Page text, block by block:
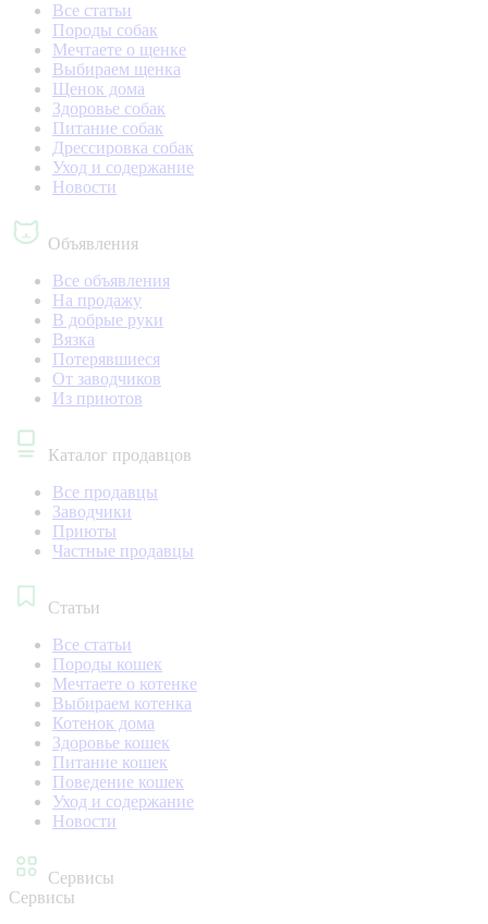
Все статьи
Породы собак
Мечтаете о щенке
Выбираем щенка
Щенок дома
Здоровье собак
Питание собак
Дрессировка собак
Уход и содержание
Новости
Объявления
Все объявления
На продажу
В добрые руки
Вязка
Потерявшиеся
От заводчиков
Из приютов
Каталог продавцов
Все продавцы
Заводчики
Приюты
Частные продавцы
Статьи
Все статьи
Породы кошек
Мечтаете о котенке
Выбираем котенка
Котенок дома
Здоровье кошек
Питание кошек
Поведение кошек
Уход и содержание
Новости
Сервисы
Сервисы